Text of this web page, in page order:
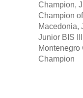
Champion,
Champion
Macedonia,
Junior BIS
Champion